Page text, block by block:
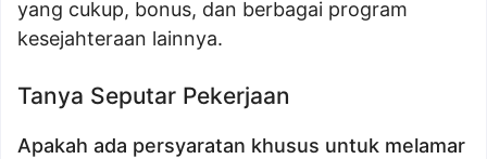
yang cukup, bonus, dan berbagai program
kesejahteraan lainnya.
Tanya Seputar Pekerjaan
Apakah ada persyaratan khusus untuk melamar